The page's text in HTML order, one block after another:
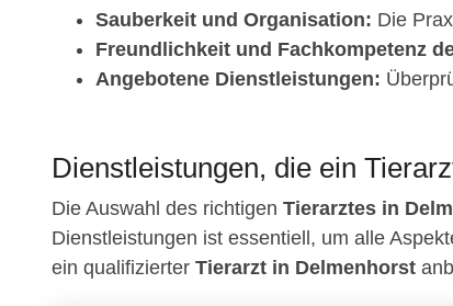
Sauberkeit und Organisation: Die
Freundlichkeit und Fachkompetenz
Angebotene Dienstleistungen:
Dienstleistungen, die ein
Die Auswahl des richtigen Tierarztes in
Dienstleistungen ist essentiell, um alle
ein qualifizierter Tierarzt in Delmenhorst